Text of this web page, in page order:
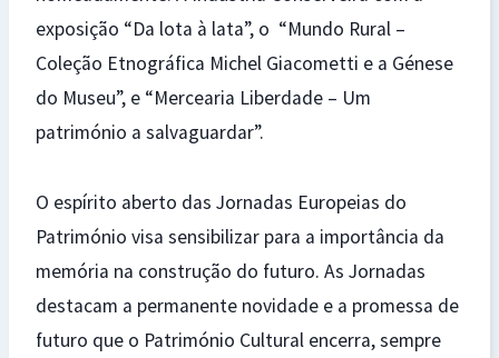
exposição “Da lota à lata”, o “Mundo Rural –
Coleção Etnográfica Michel Giacometti e a Génese
do Museu”, e “Mercearia Liberdade – Um
património a salvaguardar”.
O espírito aberto das Jornadas Europeias do
Património visa sensibilizar para a importância da
memória na construção do futuro. As Jornadas
destacam a permanente novidade e a promessa de
futuro que o Património Cultural encerra, sempre